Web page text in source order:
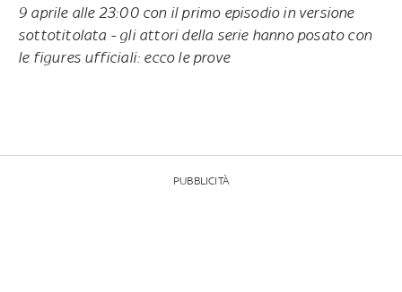
9 aprile alle 23:00 con il primo episodio in versione
sottotitolata - gli attori della serie hanno posato con
le figures ufficiali: ecco le prove
PUBBLICITÀ